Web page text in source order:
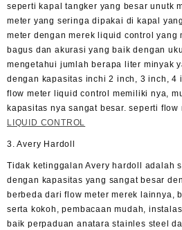
seperti kapal tangker yang besar unutk
meter yang seringa dipakai di kapal
meter dengan merek liquid control yang
bagus dan akurasi yang baik dengan
mengetahui jumlah berapa liter minyak
dengan kapasitas inchi 2 inch, 3 inch, 4
flow meter liquid control memiliki nya,
kapasitas nya sangat besar. seperti
LIQUID CONTROL
3. Avery Hardoll
Tidak ketinggalan Avery hardoll adalah
dengan kapasitas yang sangat besar
berbeda dari flow meter merek lainnya,
serta kokoh, pembacaan mudah,
baik perpaduan anatara stainles steel